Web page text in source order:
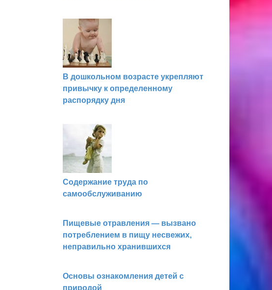
В дошкольном возрасте укрепляют
привычку к определенному
распорядку дня
Содержание труда по
самообслуживанию
Пищевые отравления — вызвано
потреблением в пищу несвежих,
неправильно хранившихся
Основы ознакомления детей с
природой